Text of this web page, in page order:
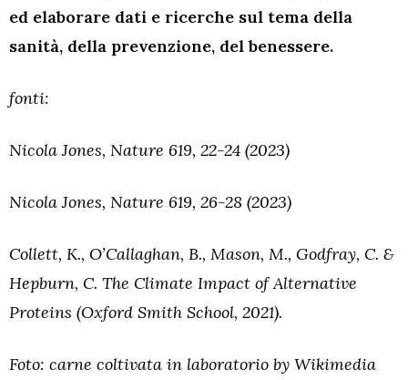
ed elaborare dati e ricerche sul tema della
sanità, della prevenzione, del benessere.
fonti:
Nicola Jones, Nature 619, 22-24 (2023)
Nicola Jones, Nature 619, 26-28 (2023)
Collett, K., O’Callaghan, B., Mason, M., Godfray, C. &
Hepburn, C. The Climate Impact of Alternative
Proteins (Oxford Smith School, 2021).
Foto: carne coltivata in laboratorio by Wikimedia